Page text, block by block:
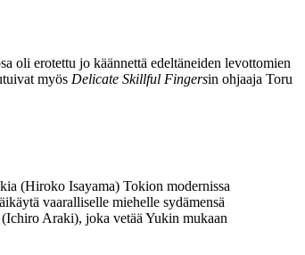
oli erotettu jo käännettä edeltäneiden levottomien
myös Delicate Skillful Fingersin ohjaaja Toru
(Hiroko Isayama) Tokion modernissa
vaaralliselle miehelle sydämensä
Ichiro Araki), joka vetää Yukin mukaan